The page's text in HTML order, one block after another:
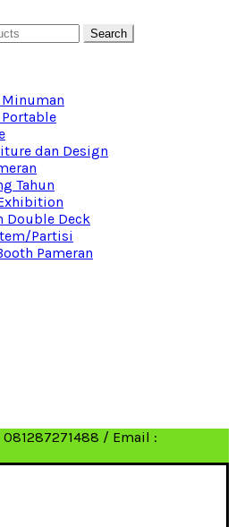
Search
dan Design
Tahun
Double Deck
Partisi
Pameran
081287271488 / Email :